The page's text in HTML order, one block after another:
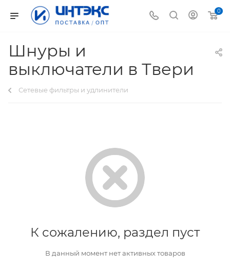
0
Шнуры и
выключатели в Твери
Сетевые фильтры и удлинители
К сожалению, раздел пуст
В данный момент нет активных товаров